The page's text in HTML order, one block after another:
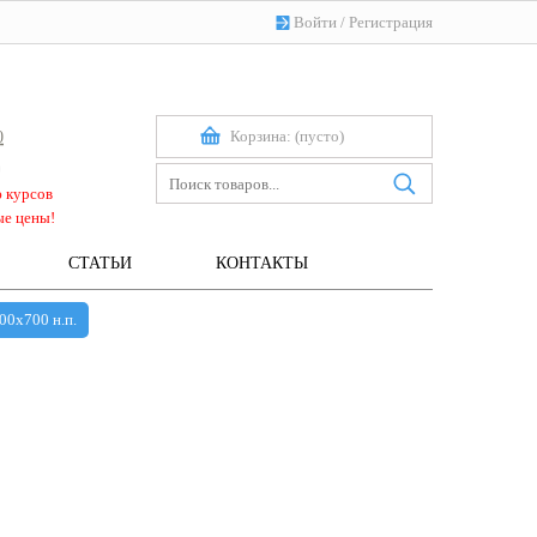
Войти / Регистрация
Корзина: (пусто)
курсов
цены!
СТАТЬИ КОНТАКТЫ
н.п.